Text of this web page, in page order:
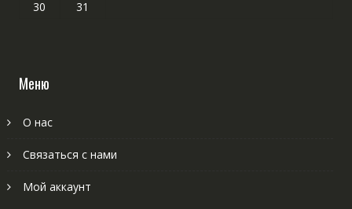
30
31
Меню
О нас
Связаться с нами
Мой аккаунт